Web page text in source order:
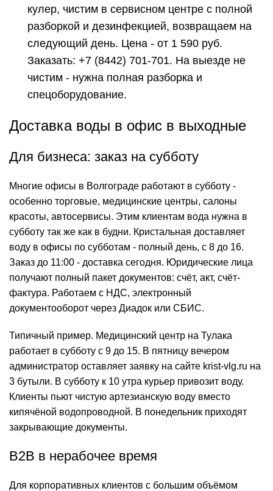
кулер, чистим в сервисном центре с полной
разборкой и дезинфекцией, возвращаем на
следующий день. Цена - от 1 590 руб.
Заказать: +7 (8442) 701-701. На выезде не
чистим - нужна полная разборка и
спецоборудование.
Доставка воды в офис в выходные
Для бизнеса: заказ на субботу
Многие офисы в Волгограде работают в субботу -
особенно торговые, медицинские центры, салоны
красоты, автосервисы. Этим клиентам вода нужна в
субботу так же как в будни. Кристальная доставляет
воду в офисы по субботам - полный день, с 8 до 16.
Заказ до 11:00 - доставка сегодня. Юридические лица
получают полный пакет документов: счёт, акт, счёт-
фактура. Работаем с НДС, электронный
документооборот через Диадок или СБИС.
Типичный пример. Медицинский центр на Тулака
работает в субботу с 9 до 15. В пятницу вечером
администратор оставляет заявку на сайте krist-vlg.ru на
3 бутыли. В субботу к 10 утра курьер привозит воду.
Клиенты пьют чистую артезианскую воду вместо
кипячёной водопроводной. В понедельник приходят
закрывающие документы.
B2B в нерабочее время
Для корпоративных клиентов с большим объёмом